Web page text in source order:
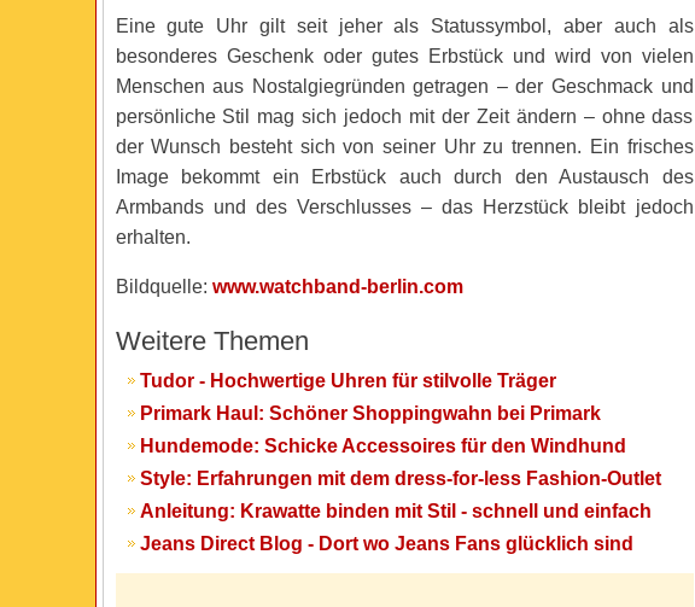
Eine gute Uhr gilt seit jeher als Statussymbol, aber auch als
besonderes Geschenk oder gutes Erbstück und wird von vielen
Menschen aus Nostalgiegründen getragen – der Geschmack und
persönliche Stil mag sich jedoch mit der Zeit ändern – ohne dass
der Wunsch besteht sich von seiner Uhr zu trennen. Ein frisches
Image bekommt ein Erbstück auch durch den Austausch des
Armbands und des Verschlusses – das Herzstück bleibt jedoch
erhalten.
Bildquelle: www.watchband-berlin.com
Weitere Themen
Tudor - Hochwertige Uhren für stilvolle Träger
Primark Haul: Schöner Shoppingwahn bei Primark
Hundemode: Schicke Accessoires für den Windhund
Style: Erfahrungen mit dem dress-for-less Fashion-Outlet
Anleitung: Krawatte binden mit Stil - schnell und einfach
Jeans Direct Blog - Dort wo Jeans Fans glücklich sind